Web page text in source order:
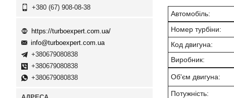
Автомобіль:
Номер турбіни:
Код двигуна:
Виробник:
Об'єм двигуна:
Потужність:
+380 (67) 908-08-38
https://turboexpert.com.ua/
info@turboexpert.com.ua
+380679080838
+380679080838
+380679080838